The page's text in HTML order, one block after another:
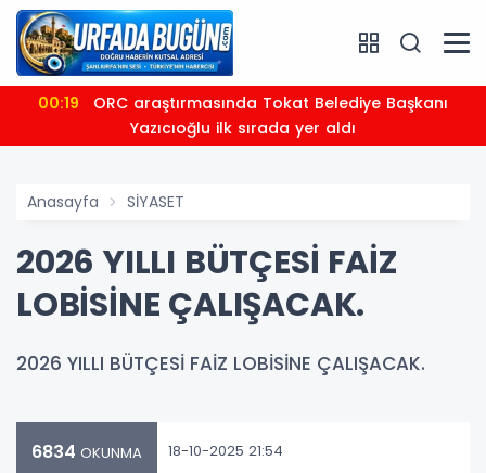
00:19
Yazıcıoğlu ilk sırada yer aldı
Anasayfa SİYASET
2026 YILLI BÜTÇESİ FAİZ
LOBİSİNE ÇALIŞACAK.
2026 YILLI BÜTÇESİ FAİZ LOBİSİNE ÇALIŞACAK.
6834 OKUNMA 18-10-2025 21:54